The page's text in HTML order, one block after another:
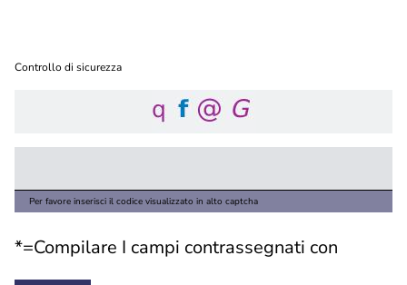
Controllo di sicurezza
Per favore inserisci il codice visualizzato in alto captcha
*=Compilare I campi contrassegnati con